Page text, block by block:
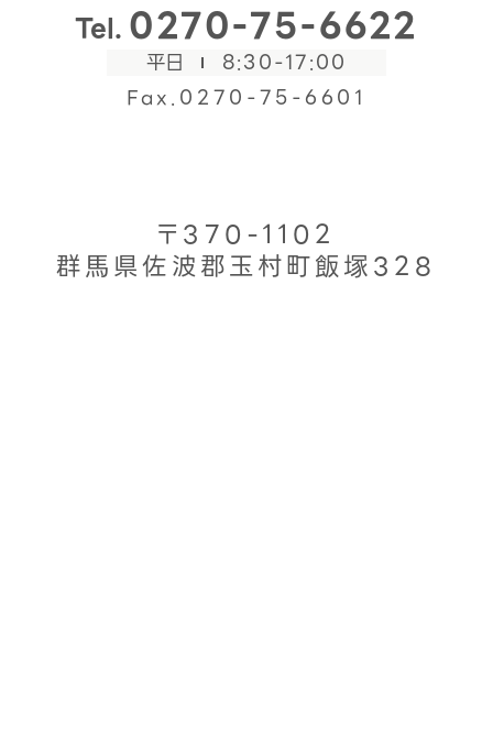
Tel. 0270-75-6622
平日
8:30-17:00
Fax.0270-75-6601
〒370-1102
群馬県佐波郡玉村町飯塚328